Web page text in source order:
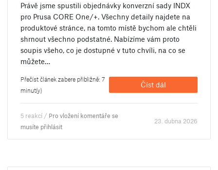
Právě jsme spustili objednávky konverzní sady INDX
pro Prusa CORE One/+. Všechny detaily najdete na
produktové stránce, na tomto místě bychom ale chtěli
shrnout všechno podstatné. Nabízíme vám proto
soupis všeho, co je dostupné v tuto chvíli, na co se
můžete…
Přečíst článek zabere přibližně: 7
minut(y)
Číst dál
5 reakcí / Pro vložení komentáře se
musíte přihlásit
23. dubna 2026